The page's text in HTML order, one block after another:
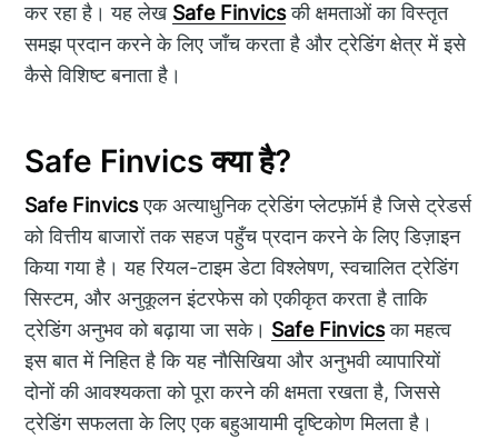
कर रहा है। यह लेख Safe Finvicsकी क्षमताओं का विस्तृत
समझ प्रदान करने के लिए जाँच करता है और ट्रेडिंग क्षेत्र में इसे
कैसे विशिष्ट बनाता है।
Safe Finvics क्या है?
Safe Finvicsएक अत्याधुनिक ट्रेडिंग प्लेटफ़ॉर्म है जिसे ट्रेडर्स
को वित्तीय बाजारों तक सहज पहुँच प्रदान करने के लिए डिज़ाइन
किया गया है। यह रियल-टाइम डेटा विश्लेषण, स्वचालित ट्रेडिंग
सिस्टम, और अनुकूलन इंटरफेस को एकीकृत करता है ताकि
ट्रेडिंग अनुभव को बढ़ाया जा सके। Safe Finvicsका महत्व
इस बात में निहित है कि यह नौसिखिया और अनुभवी व्यापारियों
दोनों की आवश्यकता को पूरा करने की क्षमता रखता है, जिससे
ट्रेडिंग सफलता के लिए एक बहुआयामी दृष्टिकोण मिलता है।